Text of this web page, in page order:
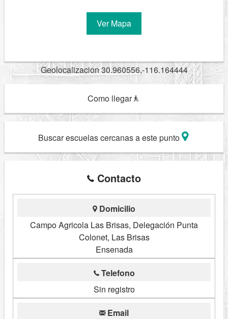
Ver Mapa
Geolocalizacion 30.960556,-116.164444
Como llegar
Buscar escuelas cercanas a este punto
Contacto
Domicilio
Campo Agricola Las Brisas, Delegación Punta
Colonet, Las Brisas
Ensenada
Telefono
Sin registro
Email